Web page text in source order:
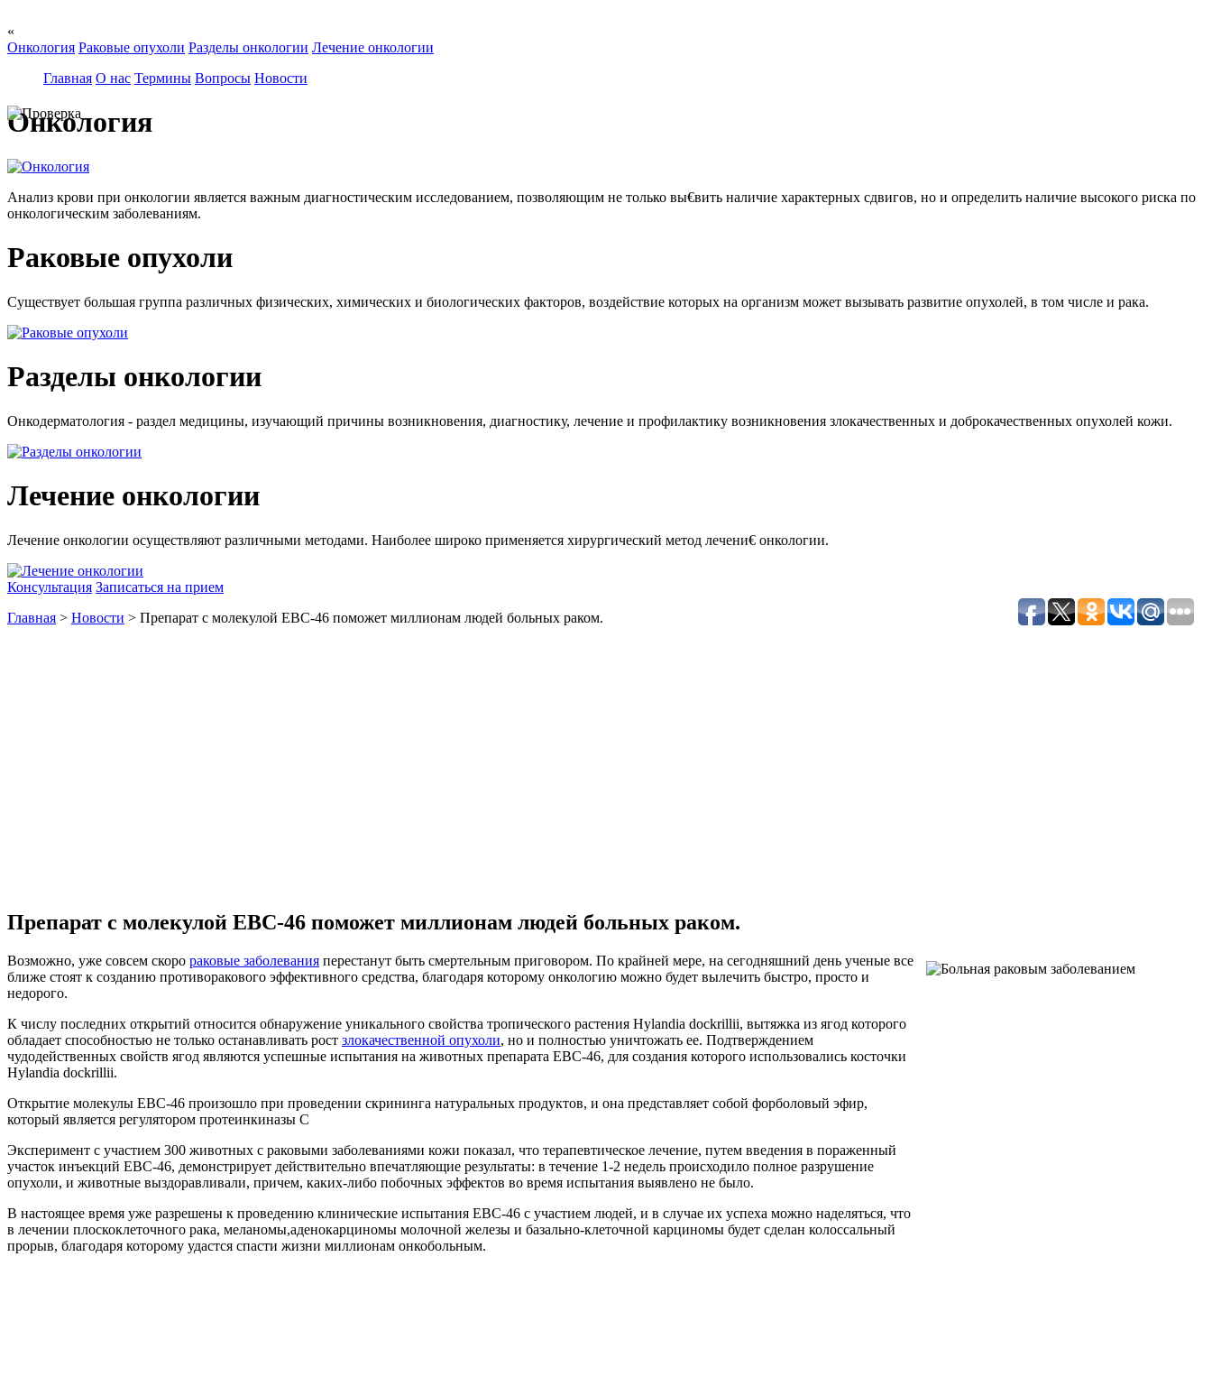
«
Онкология Раковые опухоли Разделы онкологии Лечение онкологии
Главная О нас Термины Вопросы Новости
Онкология
Анализ крови при онкологии является важным диагностическим исследованием, позволяющим не только вы€вить наличие характерных сдвигов, но и определить наличие высокого риска по
онкологическим заболеваниям.
Раковые опухоли
Существует большая группа различных физических, химических и биологических факторов, воздействие которых на организм может вызывать развитие опухолей, в том числе и рака.
Разделы онкологии
Онкодерматология - раздел медицины, изучающий причины возникновения, диагностику, лечение и профилактику возникновения злокачественных и доброкачественных опухолей кожи.
Лечение онкологии
Лечение онкологии осуществляют различными методами. Наиболее широко применяется хирургический метод лечени€ онкологии.
Консультация Записаться на прием
Главная > Новости > Препарат с молекулой EBC-46 поможет миллионам людей больных раком.
Препарат с молекулой EBC-46 поможет миллионам людей больных раком.
Возможно, уже совсем скоро раковые заболевания перестанут быть смертельным приговором. По крайней мере, на сегодняшний день ученые все
ближе стоят к созданию противоракового эффективного средства, благодаря которому онкологию можно будет вылечить быстро, просто и
недорого.
К числу последних открытий относится обнаружение уникального свойства тропического растения Hylandia dockrillii, вытяжка из ягод которого
обладает способностью не только останавливать рост злокачественной опухоли, но и полностью уничтожать ее. Подтверждением
чудодейственных свойств ягод являются успешные испытания на животных препарата EBC-46, для создания которого использовались косточки
Hylandia dockrillii.
Открытие молекулы ЕВС-46 произошло при проведении скрининга натуральных продуктов, и она представляет собой форболовый эфир,
который является регулятором протеинкиназы С
Эксперимент с участием 300 животных с раковыми заболеваниями кожи показал, что терапевтическое лечение, путем введения в пораженный
участок инъекций EBC-46, демонстрирует действительно впечатляющие результаты: в течение 1-2 недель происходило полное разрушение
опухоли, и животные выздоравливали, причем, каких-либо побочных эффектов во время испытания выявлено не было.
В настоящее время уже разрешены к проведению клинические испытания EBC-46 с участием людей, и в случае их успеха можно наделяться, что
в лечении плоскоклеточного рака, меланомы,аденокарциномы молочной железы и базально-клеточной карциномы будет сделан колоссальный
прорыв, благодаря которому удастся спасти жизни миллионам онкобольным.